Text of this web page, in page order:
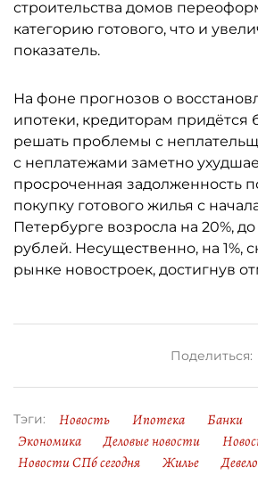
строительства домов
категорию готового, что и
показатель.
На фоне прогнозов о
ипотеки, кредиторам придётся
решать проблемы с
с неплатежами заметно
просроченная задолженность
покупку готового жилья с
Петербурге возросла на 20%,
рублей. Несущественно, на 1%,
рынке новостроек, достигнув
Поделиться:
Тэги: Новость Ипотека Банки
Экономика
Деловые новости
Новости СПб сегодня
Жилье